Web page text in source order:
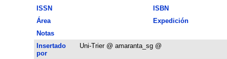
ISSN
ISBN
Área
Expedición
Notas
Insertado
por
Uni-Trier @ amaranta_sg @